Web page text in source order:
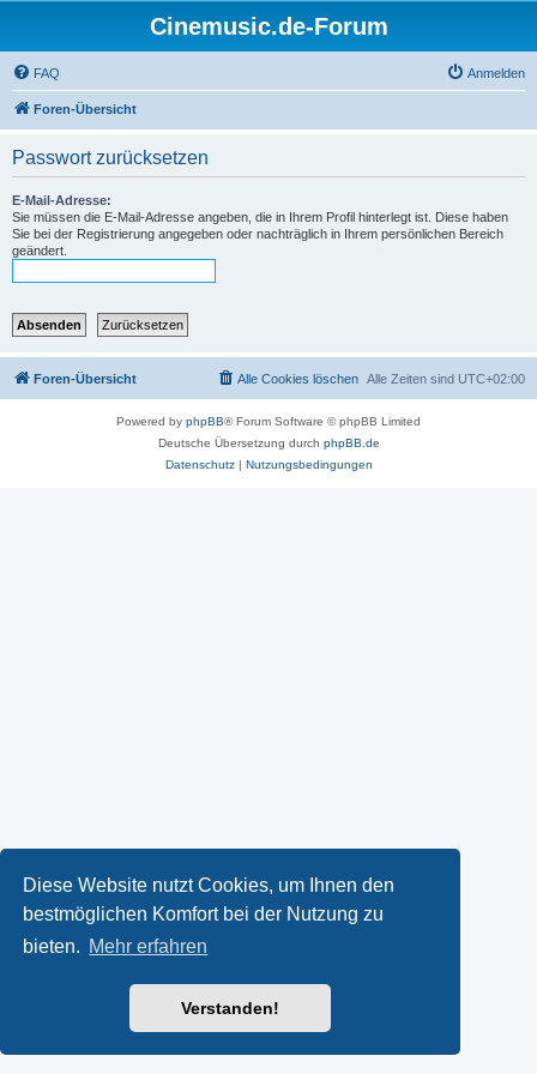
Diese Website nutzt Cookies, um Ihnen den
bestmöglichen Komfort bei der Nutzung zu
bieten. Mehr erfahren
Verstanden!
Cinemusic.de-Forum
FAQ Anmelden
Foren-Übersicht
Passwort zurücksetzen
E-Mail-Adresse:
Sie müssen die E-Mail-Adresse angeben, die in Ihrem Profil hinterlegt ist. Diese haben
Sie bei der Registrierung angegeben oder nachträglich in Ihrem persönlichen Bereich
geändert.
Foren-Übersicht Alle Zeiten sind UTC+02:00
Alle Cookies löschen
Powered by phpBB® Forum Software © phpBB Limited
Deutsche Übersetzung durch phpBB.de
Datenschutz| Nutzungsbedingungen